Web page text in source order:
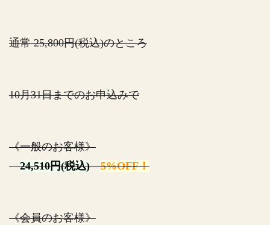
通常 25,800円(税込)のところ
10月31日までのお申込みで
《一般のお客様》
24,510円(税込)
5%OFF！
《会員のお客様》